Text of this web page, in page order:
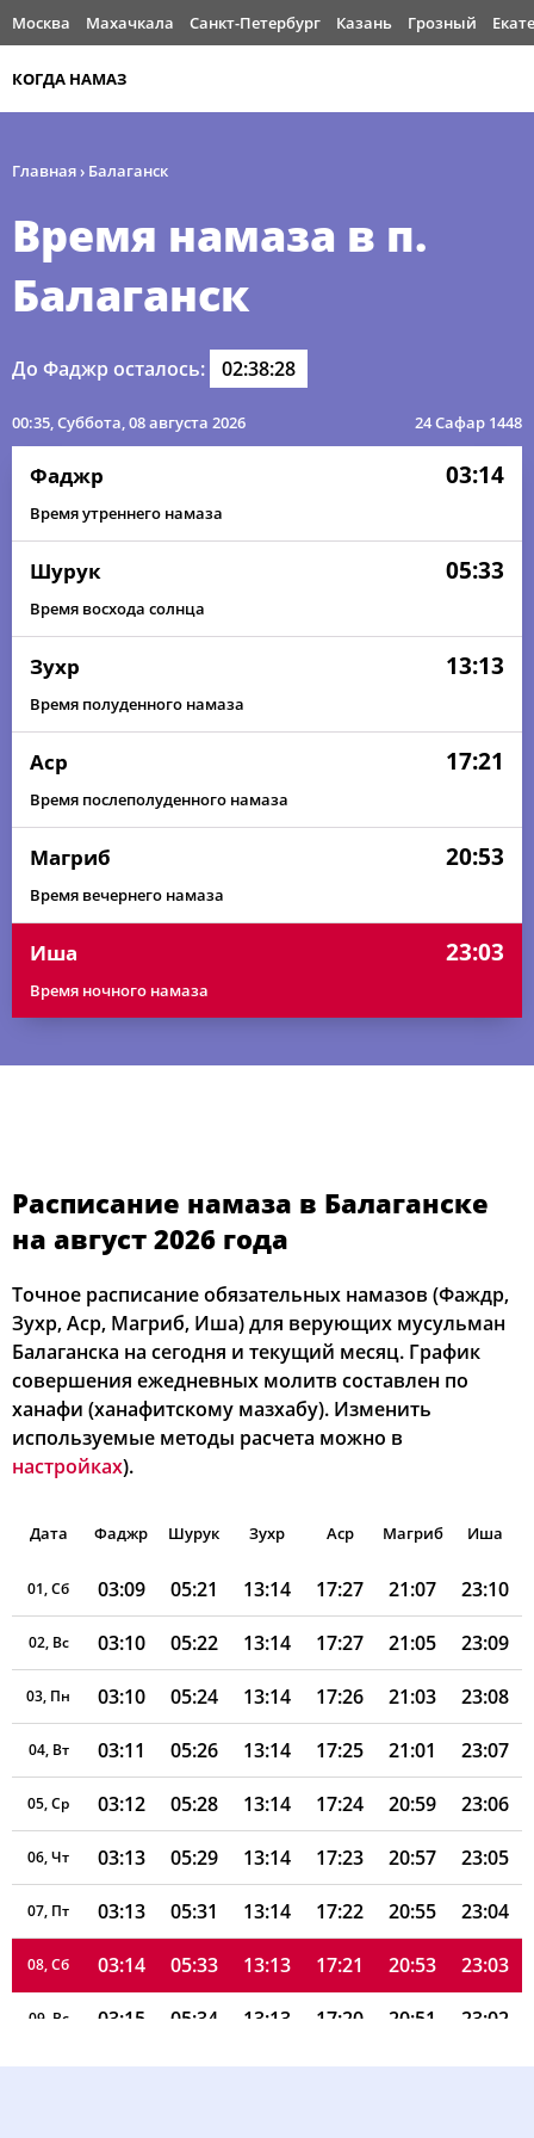
Москва Махачкала Санкт-Петербург Казань Грозный
КОГДА НАМАЗ
Главная› Балаганск
Время намаза в п.
Балаганск
До Фаджр осталось: 02:38:28
00:35, Суббота, 08 августа 2026 24 Сафар 1448
Фаджр 03:14
Время утреннего намаза
Шурук 05:33
Время восхода солнца
Зухр 13:13
Время полуденного намаза
Аср 17:21
Время послеполуденного намаза
Магриб 20:53
Время вечернего намаза
Иша 23:03
Время ночного намаза
Расписание намаза в Балаганске
на август 2026 года
Точное расписание обязательных намазов (Фаждр,
Зухр, Аср, Магриб, Иша) для верующих мусульман
Балаганска на сегодня и текущий месяц. График
совершения ежедневных молитв составлен по
ханафи (ханафитскому мазхабу). Изменить
используемые методы расчета можно в
настройках).
Дата Фаджр Шурук Зухр Аср Магриб Иша
01, Сб 03:09 05:21 13:14 17:27 21:07 23:10
02, Вс 03:10 05:22 13:14 17:27 21:05 23:09
03, Пн 03:10 05:24 13:14 17:26 21:03 23:08
04, Вт 03:11 05:26 13:14 17:25 21:01 23:07
05, Ср 03:12 05:28 13:14 17:24 20:59 23:06
06, Чт 03:13 05:29 13:14 17:23 20:57 23:05
07, Пт 03:13 05:31 13:14 17:22 20:55 23:04
08, Сб 03:14 05:33 13:13 17:21 20:53 23:03
09, Вс 03:15 05:34 13:13 17:20 20:51 23:02
10, Пн 03:16 05:36 13:13 17:19 20:49 23:01